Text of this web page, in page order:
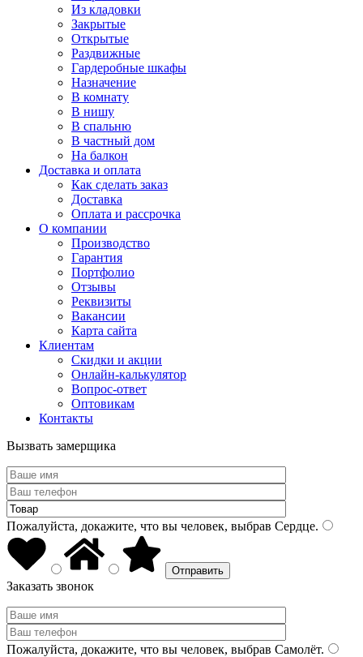
Из кладовки
Закрытые
Открытые
Раздвижные
Гардеробные шкафы
Назначение
В комнату
В нишу
В спальню
В частный дом
На балкон
Доставка и оплата
Как сделать заказ
Доставка
Оплата и рассрочка
О компании
Производство
Гарантия
Портфолио
Отзывы
Реквизиты
Вакансии
Карта сайта
Клиентам
Скидки и акции
Онлайн-калькулятор
Вопрос-ответ
Оптовикам
Контакты
Вызвать замерщика
Пожалуйста, докажите, что вы человек, выбрав Сердце.
Заказать звонок
Пожалуйста, докажите, что вы человек, выбрав Самолёт.